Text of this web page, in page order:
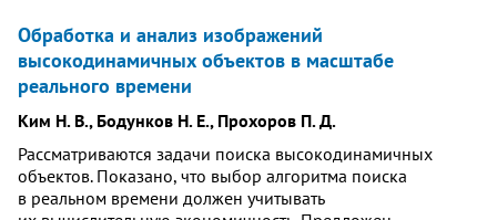
Обработка и анализ изображений
высокодинамичных объектов в масштабе
реального времени
Ким Н. В., Бодунков Н. Е., Прохоров П. Д.
Рассматриваются задачи поиска высокодинамичных
объектов. Показано, что выбор алгоритма поиска
в реальном времени должен учитывать